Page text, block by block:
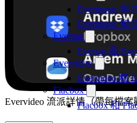
Evermusic 與
Evermusic 和
Evertag
Evertag 和
Evervideo
Evervideo 和
Flacbox
Flacbox 和
Evervideo 流派詳情（帶每檔